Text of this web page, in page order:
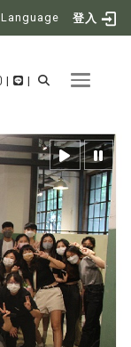
Language 登入
Toggle
| |